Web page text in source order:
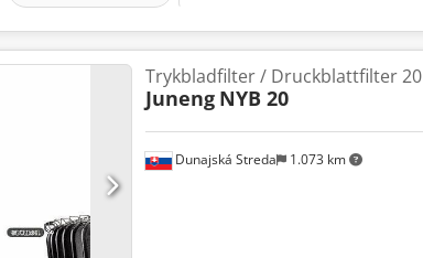
Dunajská Streda 1.073 km
Trykbladfilter / Druckblattfilter 20
Juneng NYB 20